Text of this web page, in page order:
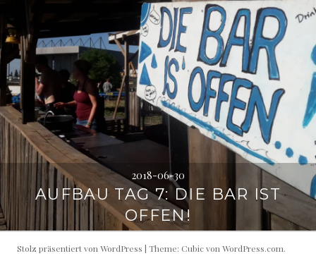
2018-06-30
AUFBAU TAG 7: DIE BAR IST
OFFEN!
Stolz präsentiert von WordPress | Theme: Cubic von WordPress.com.